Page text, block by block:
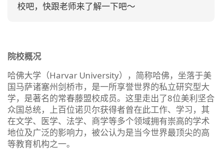
校吧，快跟老师来了解一下吧～
院校概况
哈佛大学（Harvar University），简称哈佛，坐落于美
国马萨诸塞州剑桥市，是一所享誉世界的私立研究型大
学，是著名的常春藤盟校成员。这里走出了8位美利坚合
众国总统，上百位诺贝尔获得者曾在此工作、学习，其
在文学、医学、法学、商学等多个领域拥有崇高的学术
地位及广泛的影响力，被公认为是当今世界最顶尖的高
等教育机构之一。